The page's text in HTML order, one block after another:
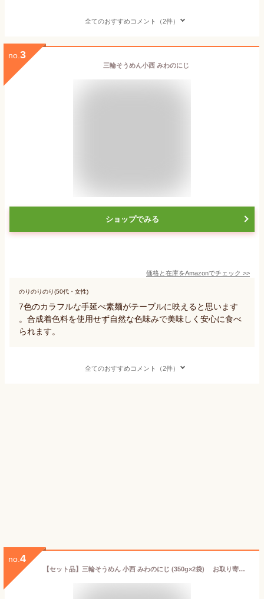
全てのおすすめコメント（2件）
no. 3
三輪そうめん小西 みわのにじ
ショップでみる
価格と在庫をAmazonでチェック >>
のりのりのり(50代・女性)
7色のカラフルな手延べ素麺がテーブルに映えると思います
。合成着色料を使用せず自然な色味みで美味しく安心に食べ
られます。
全てのおすすめコメント（2件）
no. 4
【セット品】三輪そうめん 小西 みわのにじ (350g×2袋) お取り寄せ グルメ 詰め合わせ 素麵 そうめん